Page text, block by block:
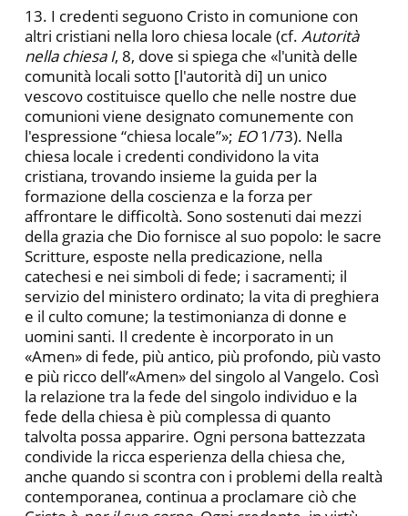
13. I credenti seguono Cristo in comunione con
altri cristiani nella loro chiesa locale (cf. Autorità
nella chiesa I, 8, dove si spiega che «l'unità delle
comunità locali sotto [l'autorità di] un unico
vescovo costituisce quello che nelle nostre due
comunioni viene designato comunemente con
l'espressione “chiesa locale”»; EO1/73). Nella
chiesa locale i credenti condividono la vita
cristiana, trovando insieme la guida per la
formazione della coscienza e la forza per
affrontare le difficoltà. Sono sostenuti dai mezzi
della grazia che Dio fornisce al suo popolo: le sacre
Scritture, esposte nella predicazione, nella
catechesi e nei simboli di fede; i sacramenti; il
servizio del ministero ordinato; la vita di preghiera
e il culto comune; la testimonianza di donne e
uomini santi. Il credente è incorporato in un
«Amen» di fede, più antico, più profondo, più vasto
e più ricco dell’«Amen» del singolo al Vangelo. Così
la relazione tra la fede del singolo individuo e la
fede della chiesa è più complessa di quanto
talvolta possa apparire. Ogni persona battezzata
condivide la ricca esperienza della chiesa che,
anche quando si scontra con i problemi della realtà
contemporanea, continua a proclamare ciò che